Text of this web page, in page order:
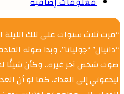
“مرت ثلاث سنوات على تلك الليلة
“دانيال” “جوليانا”، وبدا صوته
صوت شخص آخر غيره.. وكأن شيئًا
ليدعوني إلى الغداء، كما لو أن